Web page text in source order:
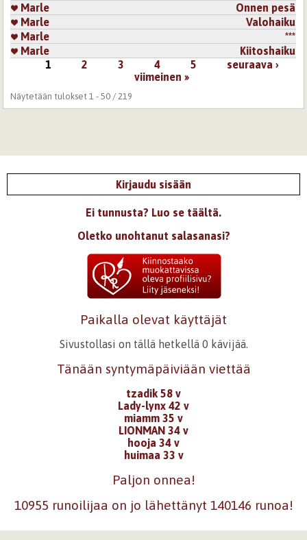
Marle
Onnen pesä
Marle
Valohaiku
Marle
***
Marle
Kiitoshaiku
1 2 3 4 5
seuraava ›
viimeinen »
Näytetään tulokset 1 - 50 / 219
Kirjaudu sisään
Ei tunnusta? Luo se täältä.
Oletko unohtanut salasanasi?
Paikalla olevat käyttäjät
Sivustollasi on tällä hetkellä 0 kävijää.
Tänään syntymäpäiviään viettää
tzadik 58 v
Lady-lynx 42 v
miamm 35 v
LIONMAN 34 v
hooja 34 v
huimaa 33 v
Paljon onnea!
10955 runoilijaa on jo lähettänyt 140146 runoa!